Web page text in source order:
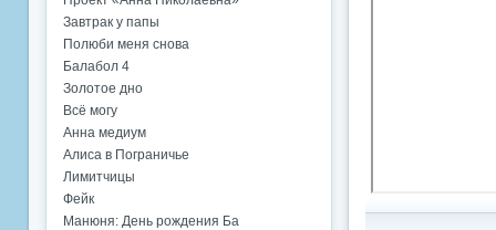
Завтрак у папы
Полюби меня снова
Балабол 4
Золотое дно
Всё могу
Анна медиум
Алиса в Пограничье
Лимитчицы
Фейк
Манюня: День рождения Ба